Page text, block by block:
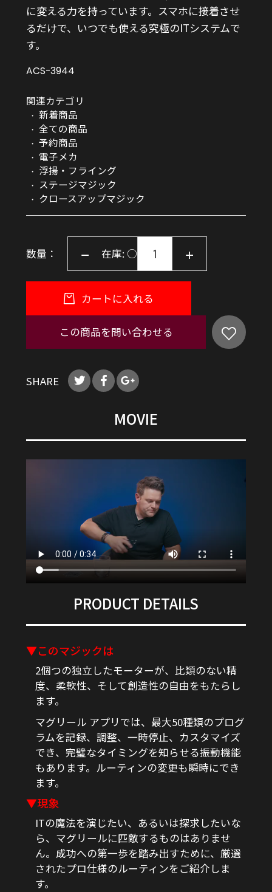
に変える力を持っています。スマホに接着させ
るだけで、いつでも使える究極のITシステムで
す。
ACS-3944
関連カテゴリ
新着商品
全ての商品
予約商品
電子メカ
浮揚・フライング
ステージマジック
クロースアップマジック
数量： 在庫: ○
カートに入れる
この商品を問い合わせる
SHARE
MOVIE
PRODUCT DETAILS
▼このマジックは
2個つの独立したモーターが、比類のない精
度、柔軟性、そして創造性の自由をもたらし
ます。
マグリール アプリでは、最大50種類のプログ
ラムを記録、調整、一時停止、カスタマイズ
でき、完璧なタイミングを知らせる振動機能
もあります。ルーティンの変更も瞬時にでき
ます。
▼現象
ITの魔法を演じたい、あるいは探求したいな
ら、マグリールに匹敵するものはありませ
ん。成功への第一歩を踏み出すために、厳選
されたプロ仕様のルーティンをご紹介しま
す。